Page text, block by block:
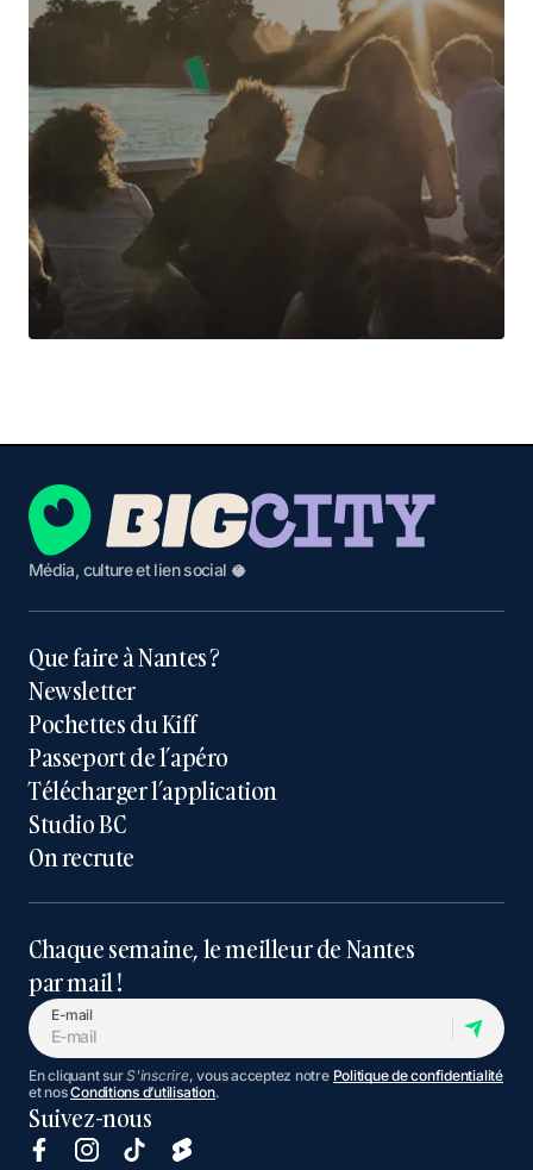
Média, culture et lien social 🥥
Que faire à Nantes ?
Newsletter
Pochettes du Kiff
Passeport de l’apéro
Télécharger l’application
Studio BC
On recrute
Chaque semaine, le meilleur de Nantes
par mail !
E-mail
En cliquant surS'inscrire, vous acceptez notre Politique de confidentialité
et nosConditions d’utilisation.
Suivez-nous